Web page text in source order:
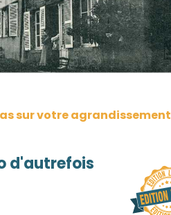
sur votre agrandissement
d'autrefois